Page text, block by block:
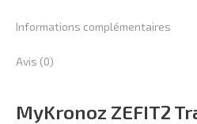
Informations complémentaires
Avis (0)
MyKronoz ZEFIT2